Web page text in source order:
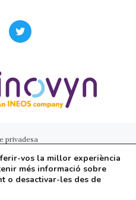
privadesa
i notícies d'entitats
vos la millor experiència
més informació sobre
o desactivar-les des de